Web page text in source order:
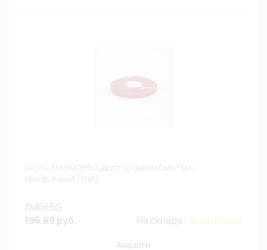
3M065G
196.69 руб.
На складе: Достаточно
Аналоги